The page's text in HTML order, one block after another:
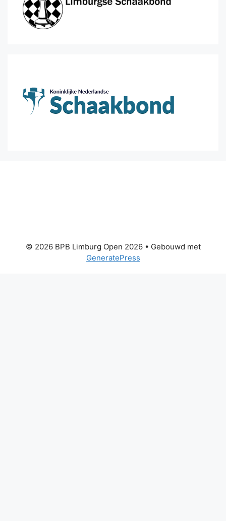
© 2026 BPB Limburg Open 2026• Gebouwd met
GeneratePress